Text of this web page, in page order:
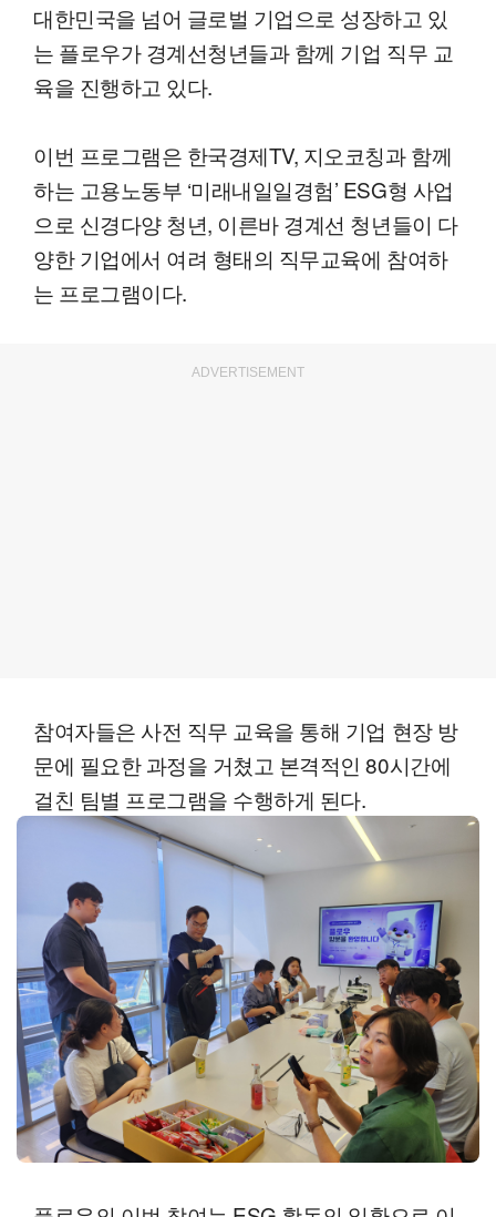
대한민국을 넘어 글로벌 기업으로 성장하고 있
는 플로우가 경계선청년들과 함께 기업 직무 교
육을 진행하고 있다.
이번 프로그램은 한국경제TV, 지오코칭과 함께
하는 고용노동부 ‘미래내일일경험’ ESG형 사업
으로 신경다양 청년, 이른바 경계선 청년들이 다
양한 기업에서 여려 형태의 직무교육에 참여하
는 프로그램이다.
ADVERTISEMENT
참여자들은 사전 직무 교육을 통해 기업 현장 방
문에 필요한 과정을 거쳤고 본격적인 80시간에
걸친 팀별 프로그램을 수행하게 된다.